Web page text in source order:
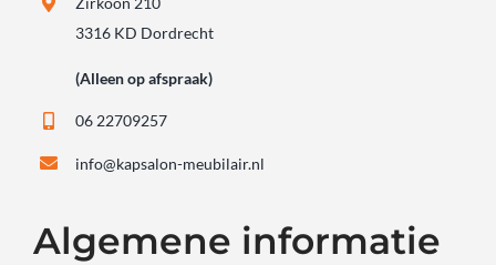
3316 KD Dordrecht
(Alleen op afspraak)
06 22709257
info@kapsalon-meubilair.nl
Algemene informatie